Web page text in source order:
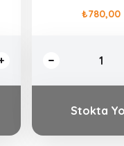
₺780,00
Stokta